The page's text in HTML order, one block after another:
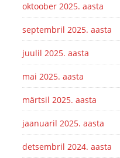
oktoober 2025. aasta
septembril 2025. aasta
juulil 2025. aasta
mai 2025. aasta
märtsil 2025. aasta
jaanuaril 2025. aasta
detsembril 2024. aasta